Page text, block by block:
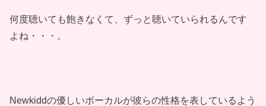
何度聴いても飽きなくて、ずっと聴いていられるんです
よね・・・。
Newkiddの優しいボーカルが彼らの性格を表しているよう